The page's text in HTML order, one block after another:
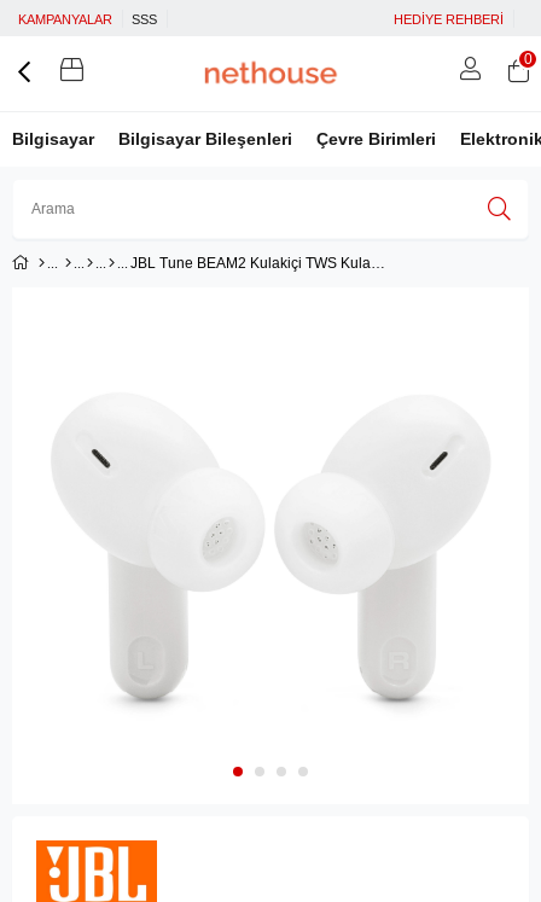
KAMPANYALAR SSS HEDİYE REHBERİ
Bilgisayar Bilgisayar Bileşenleri Çevre Birimleri
Facebook İle Bağlan
0
JBL Tune BEAM2 Kulakiçi TWS Kulaklık, Beyaz